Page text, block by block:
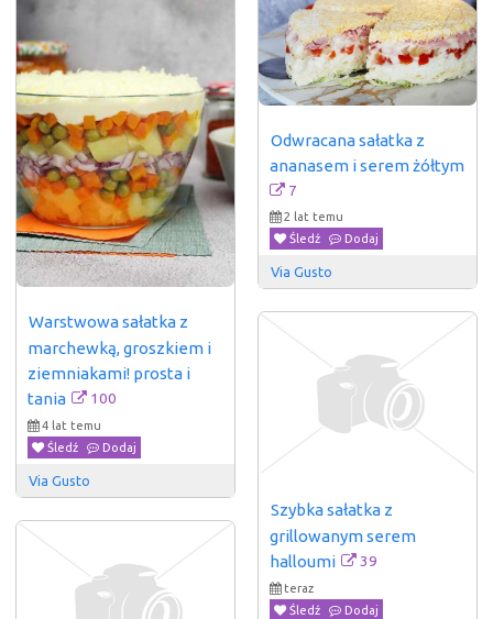
Warstwowa sałatka z
marchewką, groszkiem i
ziemniakami! prosta i
tania
100
4 lat temu
Śledź
Dodaj
Via Gusto
Odwracana sałatka z
ananasem i serem żółtym
7
2 lat temu
Śledź
Dodaj
Via Gusto
Szybka sałatka z
grillowanym serem
halloumi
39
teraz
Śledź
Dodaj